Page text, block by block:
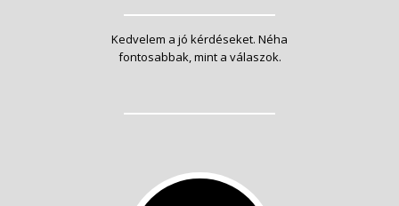
Kedvelem a jó kérdéseket. Néha
fontosabbak, mint a válaszok.